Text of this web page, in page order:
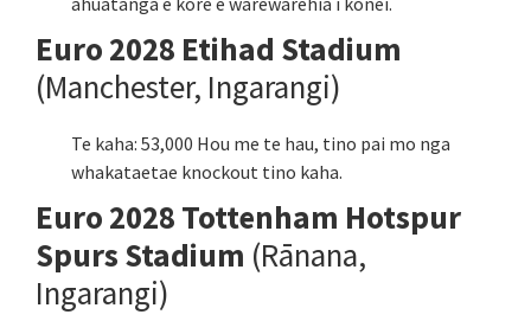
Euro 2028 Etihad Stadium
(Manchester, Ingarangi)
Te kaha: 53,000 Hou me te hau, tino pai mo nga
whakataetae knockout tino kaha.
Euro 2028 Tottenham Hotspur
Spurs Stadium (Rānana,
Ingarangi)